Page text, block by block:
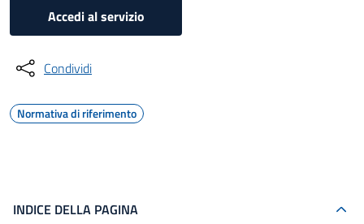
Accedi al servizio
Condividi
Normativa di riferimento
INDICE DELLA PAGINA